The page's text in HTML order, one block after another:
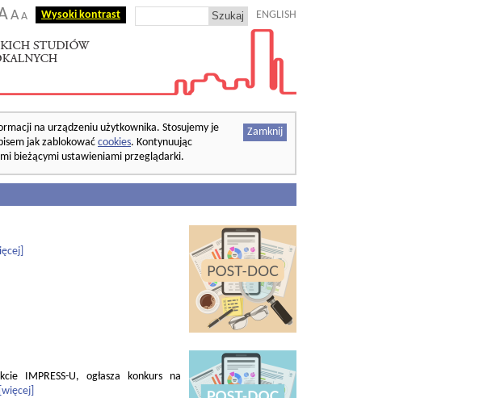
A A Wysoki kontrast ENGLISH
Zamknij
na urządzeniu użytkownika. Stosujemy je
jak zablokowaćcookies. Kontynuując
bieżącymi ustawieniami przeglądarki.
IMPRESS-U, ogłasza konkurs na
[więcej]